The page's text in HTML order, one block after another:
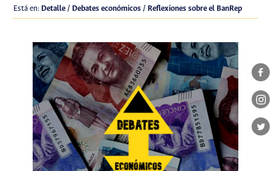
Está en: Detalle / Debates económicos / Reflexiones sobre el BanRep